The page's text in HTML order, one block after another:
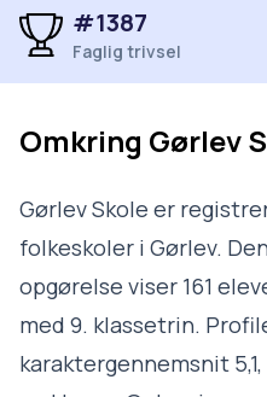
#1387
Faglig trivsel
Omkring Gørlev
Gørlev Skole er
folkeskoler i Gørlev.
opgørelse viser 161
med 9. klassetrin.
karaktergennemsnit 5,1,